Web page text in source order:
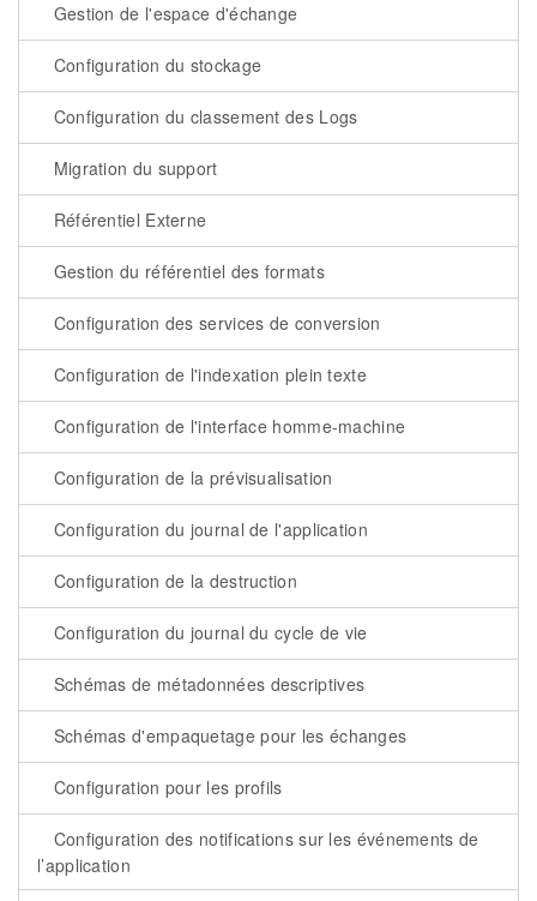
Gestion de l'espace d'échange
Configuration du stockage
Configuration du classement des Logs
Migration du support
Référentiel Externe
Gestion du référentiel des formats
Configuration des services de conversion
Configuration de l'indexation plein texte
Configuration de l'interface homme-machine
Configuration de la prévisualisation
Configuration du journal de l'application
Configuration de la destruction
Configuration du journal du cycle de vie
Schémas de métadonnées descriptives
Schémas d'empaquetage pour les échanges
Configuration pour les profils
Configuration des notifications sur les événements de
l’application